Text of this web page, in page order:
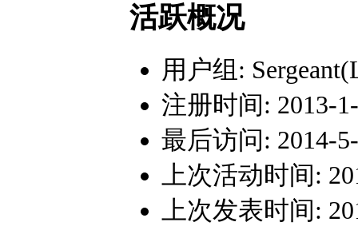
活跃概况
用户组:
注册时间: 2013-
最后访问: 2014-
上次活动时间:
上次发表时间: